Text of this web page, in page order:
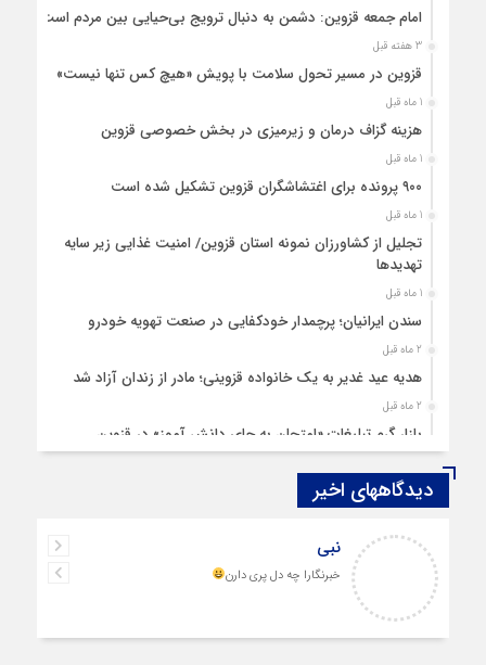
امام جمعه قزوین: دشمن به دنبال ترویج بی‌حیایی بین مردم است
3 هفته قبل
قزوین در مسیر تحول سلامت با پویش «هیچ‌ کس تنها نیست»
1 ماه قبل
هزینه‌ گزاف درمان و زیرمیزی در بخش خصوصی قزوین
1 ماه قبل
۹۰۰ پرونده برای اغتشاشگران قزوین تشکیل شده است
1 ماه قبل
تجلیل از کشاورزان نمونه استان قزوین/ امنیت غذایی زیر سایه
تهدیدها
1 ماه قبل
سندن ایرانیان؛ پرچمدار خودکفایی در صنعت تهویه خودرو
2 ماه قبل
هدیه عید غدیر به یک خانواده قزوینی؛ مادر از زندان آزاد شد
2 ماه قبل
بازار گرم تبلیغات «امتحان به جای دانش‌ آموز» در قزوین
قزوین ۱۴۰۴، گام‌هایی در سایه چالش‌ها
چهارشنبه‌ سوری بی‌غوغا
مردم قزوین زیر آوار گرانی مسکن
دیدگاههای اخیر
نبی
خبرنگارا چه دل پری دارن